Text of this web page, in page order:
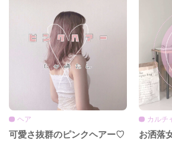
ヘア
可愛さ抜群のピンクヘアー♡
カルチ
お洒落